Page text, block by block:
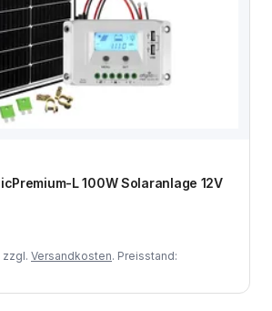
L 100W Solaranlage 12V
zzgl. Versandkosten. Preisstand: